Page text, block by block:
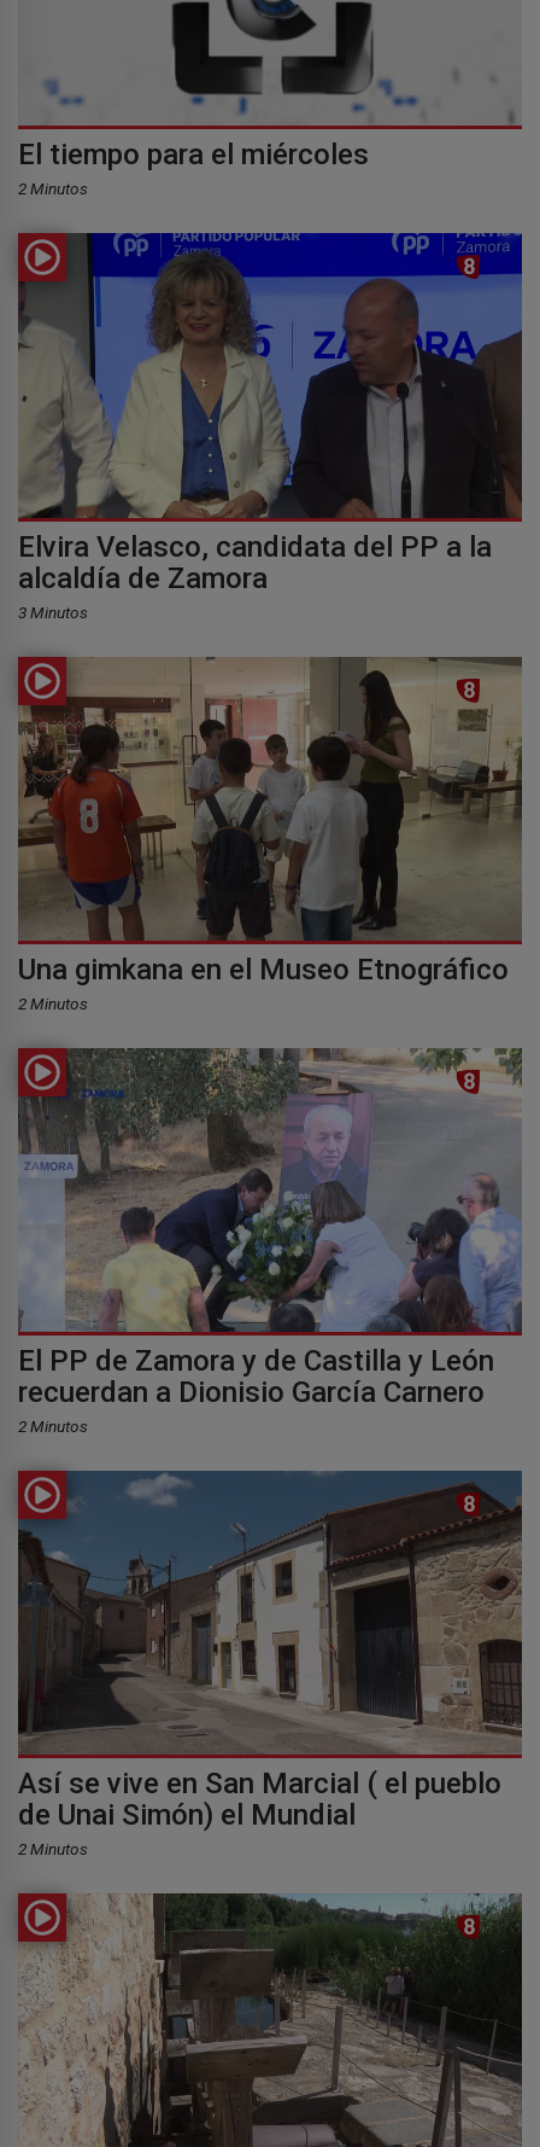
El tiempo para el miércoles
2 Minutos
Elvira Velasco, candidata del PP a la
alcaldía de Zamora
3 Minutos
Una gimkana en el Museo Etnográfico
2 Minutos
El PP de Zamora y de Castilla y León
recuerdan a Dionisio García Carnero
2 Minutos
Así se vive en San Marcial ( el pueblo
de Unai Simón) el Mundial
2 Minutos